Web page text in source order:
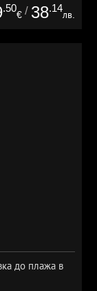
.50
€ / 38.14
лв.
до плажа в